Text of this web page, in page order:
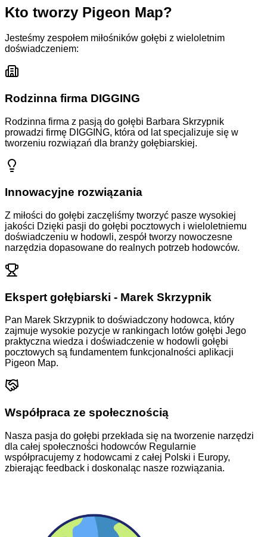
Kto tworzy Pigeon Map?
Jesteśmy zespołem miłośników gołębi z wieloletnim
doświadczeniem:
Rodzinna firma DIGGING
Rodzinna firma z pasją do gołębi Barbara Skrzypnik
prowadzi firmę DIGGING, która od lat specjalizuje się w
tworzeniu rozwiązań dla branży gołębiarskiej.
Innowacyjne rozwiązania
Z miłości do gołębi zaczęliśmy tworzyć pasze wysokiej
jakości Dzięki pasji do gołębi pocztowych i wieloletniemu
doświadczeniu w hodowli, zespół tworzy nowoczesne
narzędzia dopasowane do realnych potrzeb hodowców.
Ekspert gołębiarski - Marek Skrzypnik
Pan Marek Skrzypnik to doświadczony hodowca, który
zajmuje wysokie pozycje w rankingach lotów gołębi Jego
praktyczna wiedza i doświadczenie w hodowli gołębi
pocztowych są fundamentem funkcjonalności aplikacji
Pigeon Map.
Współpraca ze społecznością
Nasza pasja do gołębi przekłada się na tworzenie narzędzi
dla całej społeczności hodowców Regularnie
współpracujemy z hodowcami z całej Polski i Europy,
zbierając feedback i doskonaląc nasze rozwiązania.